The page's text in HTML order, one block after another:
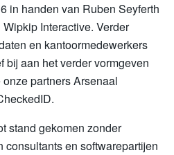
in handen van Ruben Seyferth
Interactive. Verder
en kantoormedewerkers
bij aan het verder vormgeven
partners Arsenaal
stand gekomen zonder
en softwarepartijen